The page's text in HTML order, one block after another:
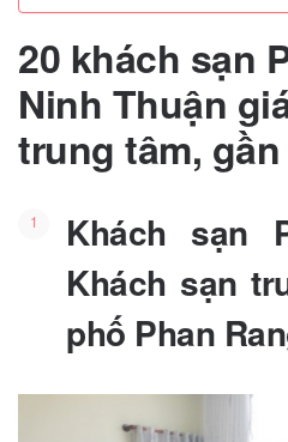
20 khách sạn
Ninh Thuận
trung tâm,
Khách sạn
Khách sạn
phố Phan